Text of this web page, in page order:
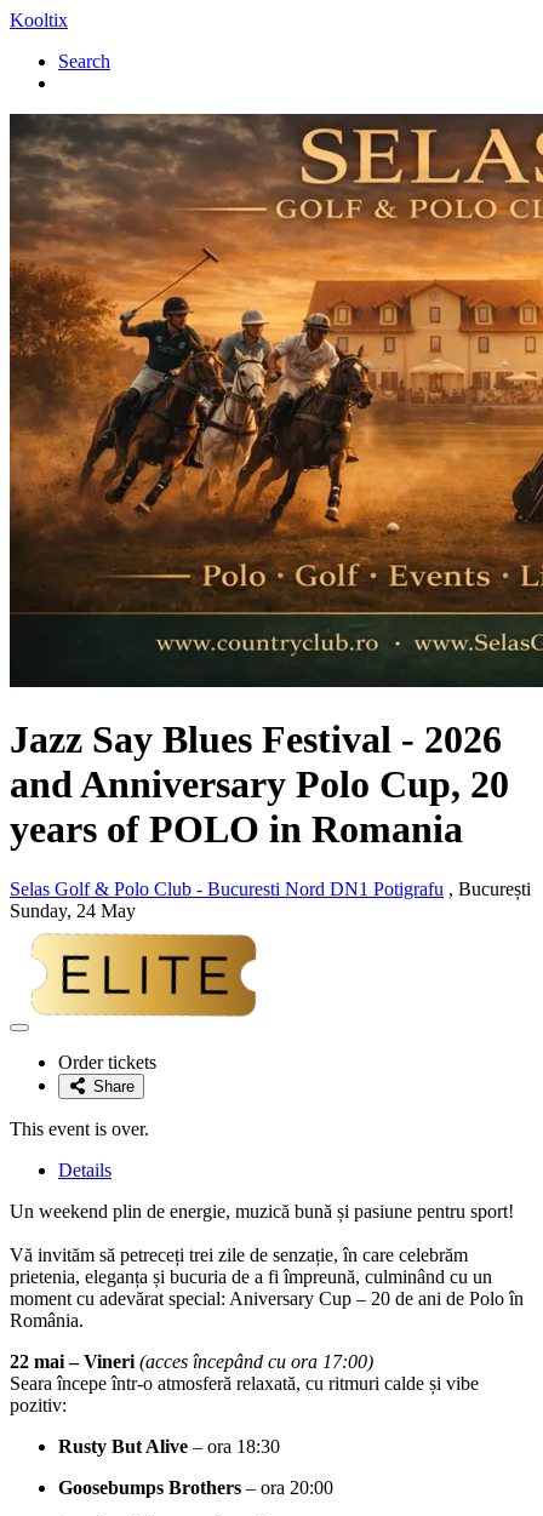
Kooltix
Search
Jazz Say Blues Festival - 2026
and Anniversary Polo Cup, 20
years of POLO in Romania
Selas Golf & Polo Club - Bucuresti Nord DN1 Potigrafu , București
Sunday, 24 May
Adaugă
favoriteOrder tickets
Share
This event is over.
Details
Un weekend plin de energie, muzică bună și pasiune pentru sport!
Vă invităm să petreceți trei zile de senzație, în care celebrăm
prietenia, eleganța și bucuria de a fi împreună, culminând cu un
moment cu adevărat special: Aniversary Cup – 20 de ani de Polo în
România.
22 mai – Vineri (acces începând cu ora 17:00)
Seara începe într-o atmosferă relaxată, cu ritmuri calde și vibe
pozitiv:
Rusty But Alive – ora 18:30
Goosebumps Brothers – ora 20:00